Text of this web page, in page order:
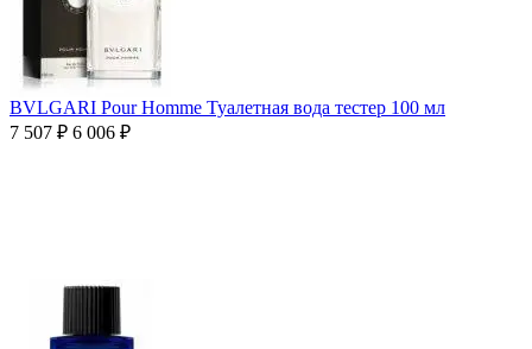
BVLGARI Pour Homme Туалетная вода тестер 100 мл
7 507 ₽ 6 006 ₽